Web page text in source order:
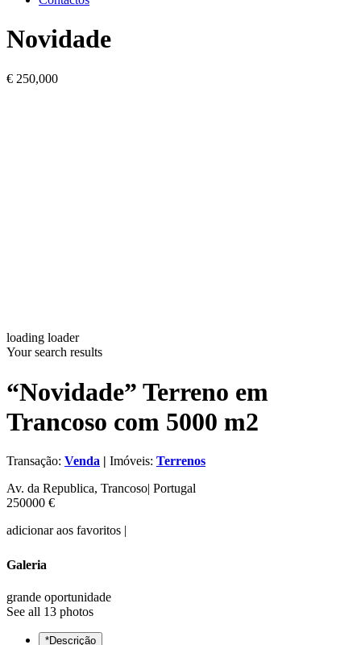
Novidade
€ 250,000
loading loader
Your search results
“Novidade” Terreno em
Trancoso com 5000 m2
Transação: Venda | Imóveis: Terrenos
Av. da Republica, Trancoso| Portugal
250000 €
adicionar aos favoritos |
Galeria
grande oportunidade
See all 13 photos
*Descrição